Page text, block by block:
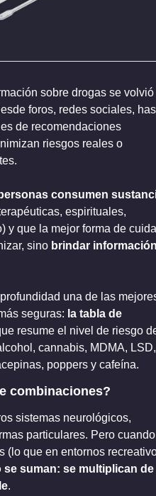
sobre drogas se volvió
foros, redes sociales,
de recomendaciones
riesgos reales o
consumen
espirituales,
y que la mejor forma de
sino brindar
una de las
seguras: la tabla de
resume el nivel de riesgo
cannabis, MDMA, LSD,
poppers y cafeína.
combinaciones?
sistemas neurológicos,
particulares. Pero
(lo que en entornos
se suman: se multiplican de
.